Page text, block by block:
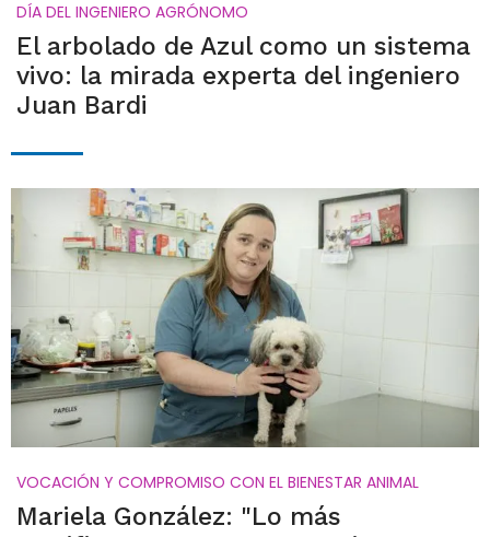
DÍA DEL INGENIERO AGRÓNOMO
El arbolado de Azul como un sistema
vivo: la mirada experta del ingeniero
Juan Bardi
VOCACIÓN Y COMPROMISO CON EL BIENESTAR ANIMAL
Mariela González: "Lo más